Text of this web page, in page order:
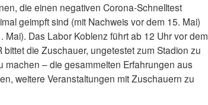
die einen negativen Corona-Schnelltest
geimpft sind (mit Nachweis vor dem 15. Mai)
Das Labor Koblenz führt ab 12 Uhr vor dem
die Zuschauer, ungetestet zum Stadion zu
– die gesammelten Erfahrungen aus
weitere Veranstaltungen mit Zuschauern zu